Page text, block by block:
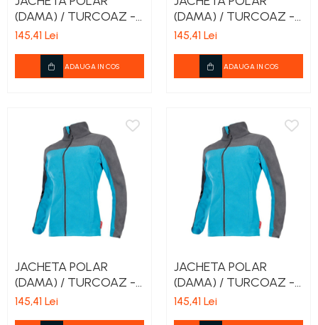
(DAMA) / TURCOAZ -
L
145,41 Lei
ADAUGA IN COS
(DAMA) / TURCOAZ -
XL
145,41 Lei
ADAUGA IN COS
JACHETA POLAR
(DAMA) / TURCOAZ -
2XL
145,41 Lei
JACHETA POLAR
(DAMA) / TURCOAZ -
3XL
145,41 Lei